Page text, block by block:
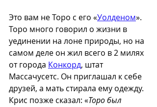
Это вам не Торо с его «Уолденом».
Торо много говорил о жизни в
уединении на лоне природы, но на
самом деле он жил всего в 2 милях
от города Конкорд, штат
Массачусетс. Он приглашал к себе
друзей, а мать стирала ему одежду.
Крис позже сказал: «Торо был